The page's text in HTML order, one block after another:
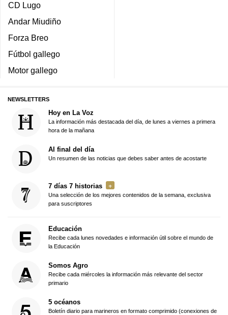
CD Lugo
Andar Miudiño
Forza Breo
Fútbol gallego
Motor gallego
NEWSLETTERS
Hoy en La Voz
La información más destacada del día, de lunes a viernes a primera
hora de la mañana
Al final del día
Un resumen de las noticias que debes saber antes de acostarte
7 días 7 historias
Una selección de los mejores contenidos de la semana, exclusiva
para suscriptores
Educación
Recibe cada lunes novedades e información útil sobre el mundo de
la Educación
Somos Agro
Recibe cada miércoles la información más relevante del sector
primario
5 océanos
Boletín diario para marineros en formato comprimido (conexiones de